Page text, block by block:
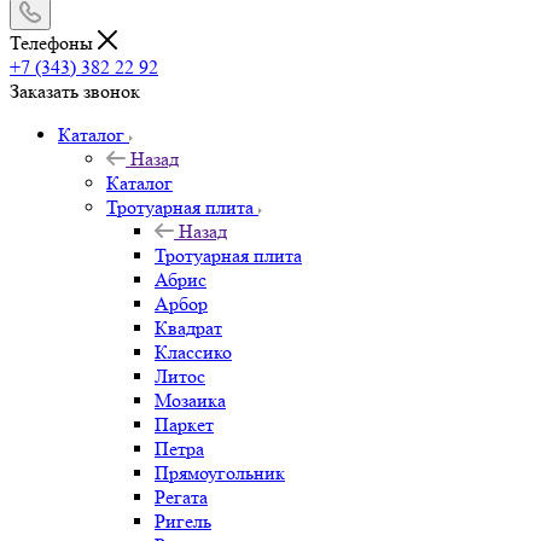
Телефоны
+7 (343) 382 22 92
Заказать звонок
Каталог
Назад
Каталог
Тротуарная плита
Назад
Тротуарная плита
Абрис
Арбор
Квадрат
Классико
Литос
Мозаика
Паркет
Петра
Прямоугольник
Регата
Ригель